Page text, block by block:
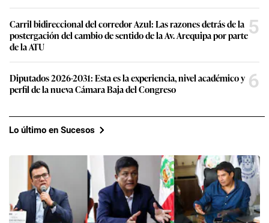
Carril bidireccional del corredor Azul: Las razones detrás de la
postergación del cambio de sentido de la Av. Arequipa por parte
de la ATU
5
Diputados 2026-2031: Esta es la experiencia, nivel académico y
perfil de la nueva Cámara Baja del Congreso
6
Lo último en Sucesos